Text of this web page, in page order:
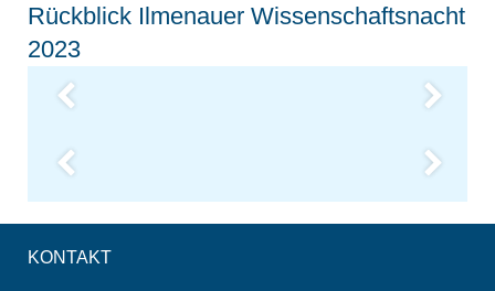
Rückblick Ilmenauer Wissenschaftsnacht
2023
KONTAKT